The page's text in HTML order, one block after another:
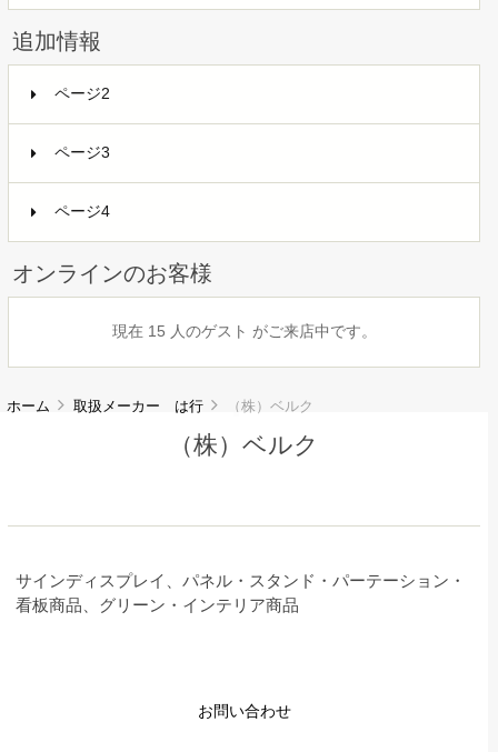
追加情報
ページ2
ページ3
ページ4
オンラインのお客様
現在 15 人のゲスト がご来店中です。
ホーム 取扱メーカー は行 （株）ベルク
（株）ベルク
サインディスプレイ、パネル・スタンド・パーテーション・
看板商品、グリーン・インテリア商品
お問い合わせ